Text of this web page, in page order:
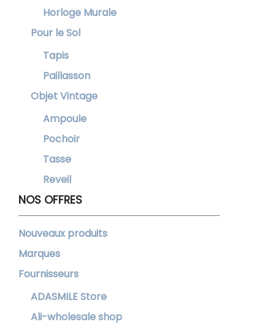
Horloge Murale
Pour le Sol
Tapis
Paillasson
Objet Vintage
Ampoule
Pochoir
Tasse
Reveil
NOS OFFRES
Nouveaux produits
Marques
Fournisseurs
ADASMILE Store
Ali-wholesale shop